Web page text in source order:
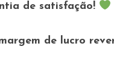
de satisfação!
de lucro